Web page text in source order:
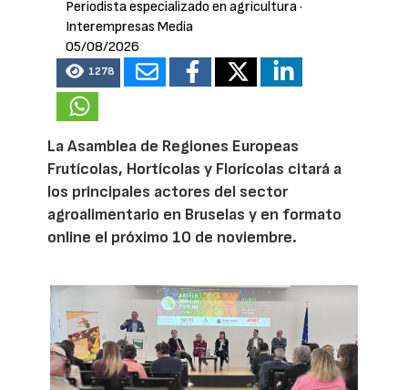
Periodista especializado en agricultura·
Interempresas Media
05/08/2026
1278
La Asamblea de Regiones Europeas
Frutícolas, Hortícolas y Florícolas citará a
los principales actores del sector
agroalimentario en Bruselas y en formato
online el próximo 10 de noviembre.